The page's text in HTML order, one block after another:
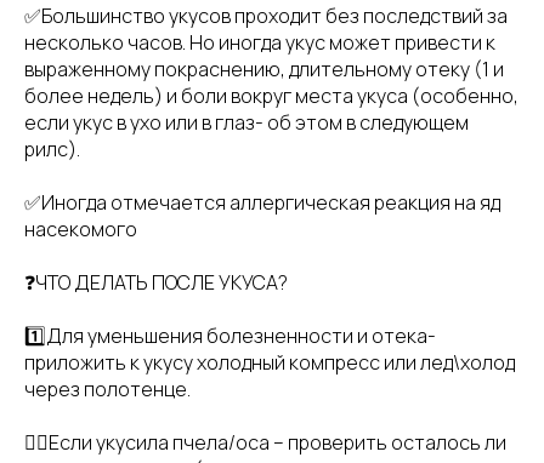
✅Большинство укусов проходит без последствий за
несколько часов. Но иногда укус может привести к
выраженному покраснению, длительному отеку (1 и
более недель) и боли вокруг места укуса (особенно,
если укус в ухо или в глаз- об этом в следующем
рилс).
✅Иногда отмечается аллергическая реакция на яд
насекомого
❓ЧТО ДЕЛАТЬ ПОСЛЕ УКУСА?
1️⃣Для уменьшения болезненности и отека-
приложить к укусу холодный компресс или лед\холод
через полотенце.
👉🏻Если укусила пчела/оса – проверить осталось ли